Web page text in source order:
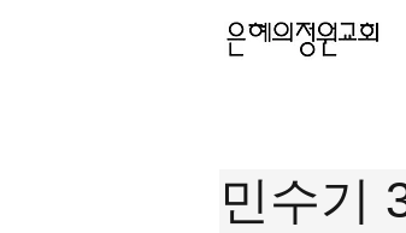
민수기